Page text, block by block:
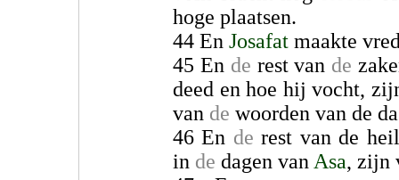
hoge plaatsen.
44 En Josafat maakte
45 En de rest van de
deed en hoe hij vocht,
van de woorden van de
46 En de rest van de
in de dagen van Asa, zijn